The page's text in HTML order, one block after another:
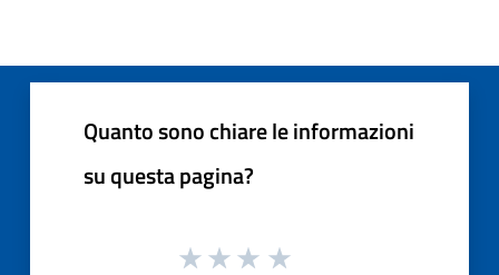
Quanto sono chiare le informazioni
su questa pagina?